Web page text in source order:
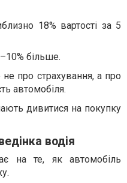
18% вартості за 5
більше.
про страхування, а про
автомобіля.
дивитися на покупку
водія
на те, як автомобіль